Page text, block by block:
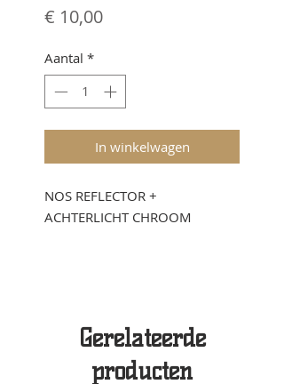
€ 10,00Prijs
Aantal *
In winkelwagen
NOS REFLECTOR +
ACHTERLICHT CHROOM
Gerelateerde
producten